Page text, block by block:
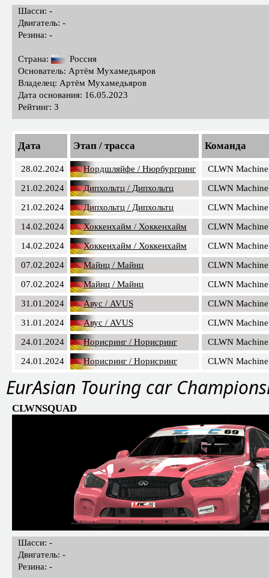
Шасси: -
Двигатель: -
Резина: -
Страна:
Россия
Основатель: Артём Мухамедьяров
Владелец: Артём Мухамедьяров
Дата основания: 16.05.2023
Рейтинг: 3
Дата Этап / трасса Команда
28.02.2024 Нордшляйфе / Нюрбургринг
CLWN Machine
21.02.2024
Дипхольтц / Дипхольтц
CLWN Machine
21.02.2024
Дипхольтц / Дипхольтц
CLWN Machine
14.02.2024
Хоккенхайм / Хоккенхайм
CLWN Machine
14.02.2024
Хоккенхайм / Хоккенхайм
CLWN Machine
07.02.2024
Майнц / Майнц
CLWN Machine
07.02.2024
Майнц / Майнц
CLWN Machine
31.01.2024
Авус / AVUS
CLWN Machine
31.01.2024
Авус / AVUS
CLWN Machine
24.01.2024
Норисринг / Норисринг
CLWN Machine
24.01.2024
Норисринг / Норисринг CLWN Machine
EurAsian Touring car
CLWNSQUAD
Шасси: -
Двигатель: -
Резина: -